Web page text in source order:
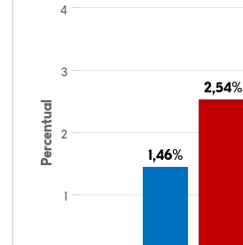
Percentual 1,46%
1,46%
2,54%
2,54%
1
2
3
4